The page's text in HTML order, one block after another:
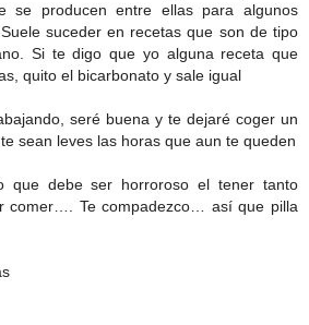
se producen entre ellas para algunos
suceder en recetas que son de tipo
Si te digo que yo alguna receta que
quito el bicarbonato y sale igual
seré buena y te dejaré coger un
sean leves las horas que aun te queden
que debe ser horroroso el tener tanto
comer…. Te compadezco… así que pilla